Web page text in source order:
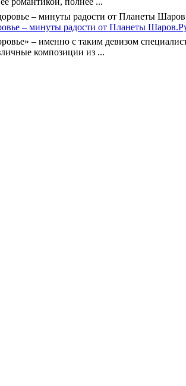
– минуты радости от Планеты
– именно с таким девизом
композиции из ...